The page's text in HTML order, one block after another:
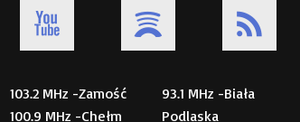
103.2 MHz -Zamość
100.9 MHz -Chełm
93.1 MHz -Biała
Podlaska